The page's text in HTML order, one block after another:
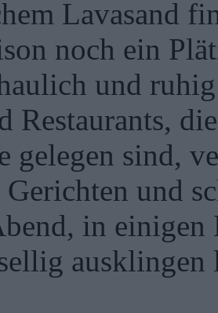
Lavasand
noch ein
und
Restaurants,
gelegen sind,
und
in
ausklingen